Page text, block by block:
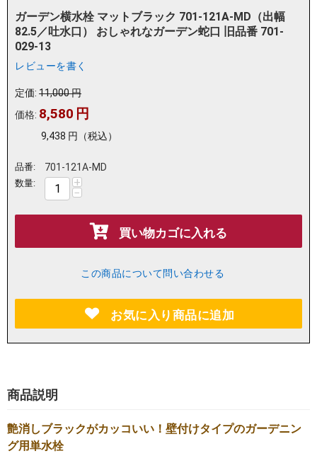
ガーデン横水栓 マットブラック 701-121A-MD（出幅
82.5／吐水口） おしゃれなガーデン蛇口 旧品番 701-
029-13
レビューを書く
定価: 11,000円
価格: 8,580 円
9,438 円 （税込）
品番: 701-121A-MD
数量: +
−
買い物カゴに入れる
この商品について問い合わせる
お気に入り商品に追加
商品説明
艶消しブラックがカッコいい！壁付けタイプのガーデニン
グ用単水栓